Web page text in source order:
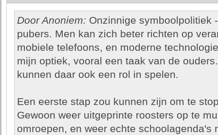
Door Anoniem: Onzinnige symboolpolitiek
pubers. Men kan zich beter richten op
mobiele telefoons, en moderne
mijn optiek, vooral een taak van de
kunnen daar ook een rol in spelen.
Een eerste stap zou kunnen zijn om te
Gewoon weer uitgeprinte roosters op te
omroepen, en weer echte schoolagenda's